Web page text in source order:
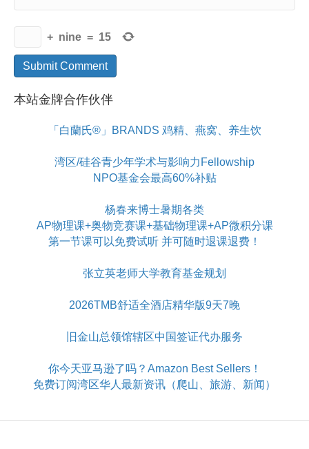
+ nine = 15
本站金牌合作伙伴
「白蘭氏®」BRANDS 鸡精、燕窝、养生饮
湾区/硅谷青少年学术与影响力Fellowship
NPO基金会最高60%补贴
杨春来博士暑期各类
AP物理课+奥物竞赛课+基础物理课+AP微积分课
第一节课可以免费试听 并可随时退课退费！
张立英老师大学教育基金规划
2026TMB舒适全酒店精华版9天7晚
旧金山总领馆辖区中国签证代办服务
你今天亚马逊了吗？Amazon Best Sellers！
免费订阅湾区华人最新资讯（爬山、旅游、新闻）